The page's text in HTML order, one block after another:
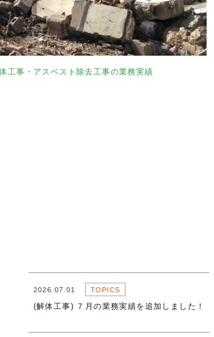
工事・アスベスト除去工事の業務実績
2026.07.01 TOPICS
(解体工事) ７月の業務実績を追加しました！